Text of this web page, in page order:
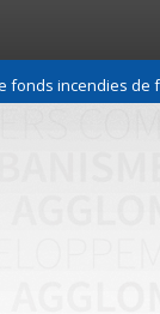
de forêt